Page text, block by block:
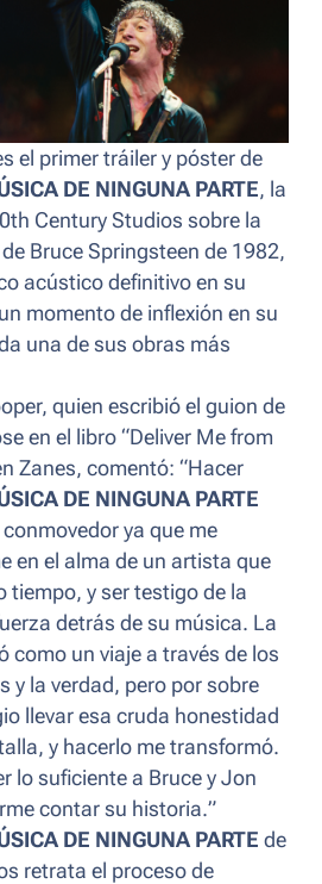
el primer tráiler y póster de
DE NINGUNA PARTE, la
Century Studios sobre la
Bruce Springsteen de 1982,
acústico definitivo en su
momento de inflexión en su
una de sus obras más
quien escribió el guion de
en el libro “Deliver Me from
Zanes, comentó: “Hacer
DE NINGUNA PARTE
ya que me
en el alma de un artista que
tiempo, y ser testigo de la
detrás de su música. La
como un viaje a través de los
y la verdad, pero por sobre
llevar esa cruda honestidad
y hacerlo me transformó.
lo suficiente a Bruce y Jon
contar su historia.”
DE NINGUNA PARTE de
retrata el proceso de